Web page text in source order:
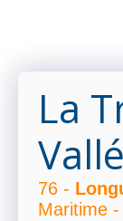
La
76 -
Maritime